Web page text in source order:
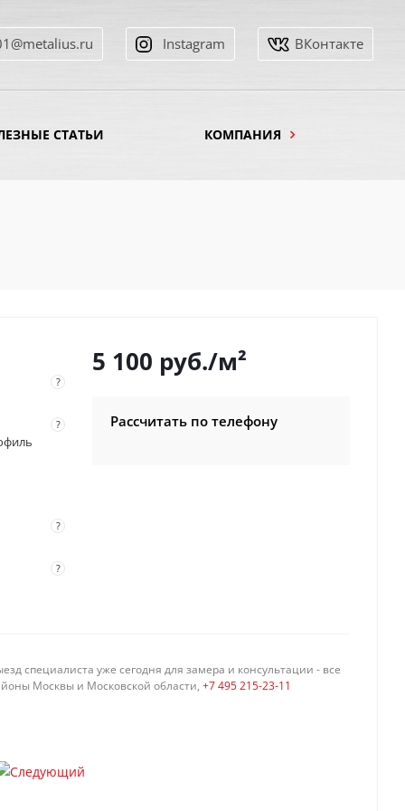
Instagram ВКонтакте
СТАТЬИ КОМПАНИЯ
?
?
?
?
5 100 руб./м²
Рассчитать по телефону
специалиста уже сегодня для замера и консультации - все
Москвы и Московской области, +7 495 215-23-11